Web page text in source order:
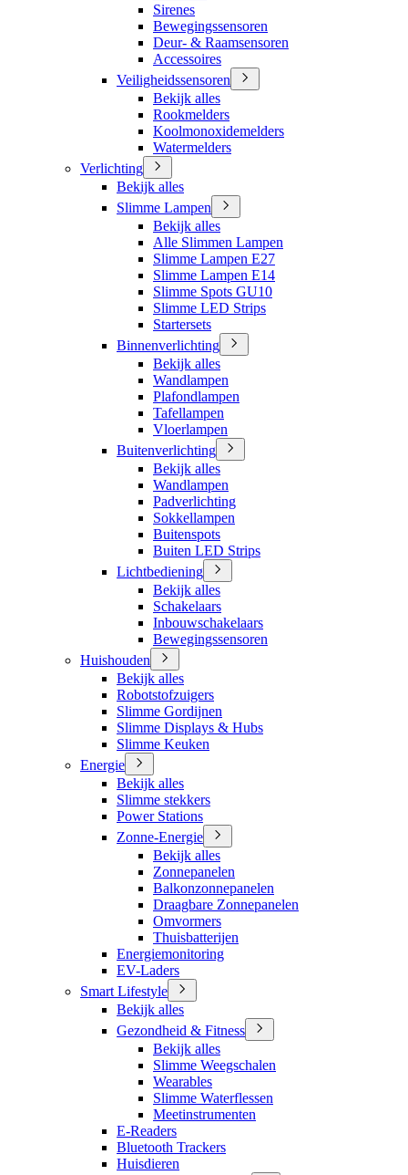
Sirenes
Bewegingssensoren
Deur- & Raamsensoren
Accessoires
Veiligheidssensoren
Bekijk alles
Rookmelders
Koolmonoxidemelders
Watermelders
Verlichting
Bekijk alles
Slimme Lampen
Bekijk alles
Alle Slimmen Lampen
Slimme Lampen E27
Slimme Lampen E14
Slimme Spots GU10
Slimme LED Strips
Startersets
Binnenverlichting
Bekijk alles
Wandlampen
Plafondlampen
Tafellampen
Vloerlampen
Buitenverlichting
Bekijk alles
Wandlampen
Padverlichting
Sokkellampen
Buitenspots
Buiten LED Strips
Lichtbediening
Bekijk alles
Schakelaars
Inbouwschakelaars
Bewegingssensoren
Huishouden
Bekijk alles
Robotstofzuigers
Slimme Gordijnen
Slimme Displays & Hubs
Slimme Keuken
Energie
Bekijk alles
Slimme stekkers
Power Stations
Zonne-Energie
Bekijk alles
Zonnepanelen
Balkonzonnepanelen
Draagbare Zonnepanelen
Omvormers
Thuisbatterijen
Energiemonitoring
EV-Laders
Smart Lifestyle
Bekijk alles
Gezondheid & Fitness
Bekijk alles
Slimme Weegschalen
Wearables
Slimme Waterflessen
Meetinstrumenten
E-Readers
Bluetooth Trackers
Huisdieren